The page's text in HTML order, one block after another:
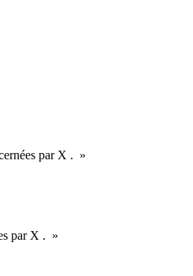
par X . »
par X . »